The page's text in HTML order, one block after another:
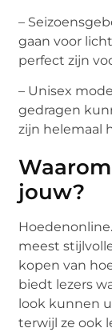
–
gaan voor
perfect zijn
– Unisex
gedragen
zijn helemaal
jouw?
meest
kopen van
biedt lezers
look kunnen
terwijl ze ook